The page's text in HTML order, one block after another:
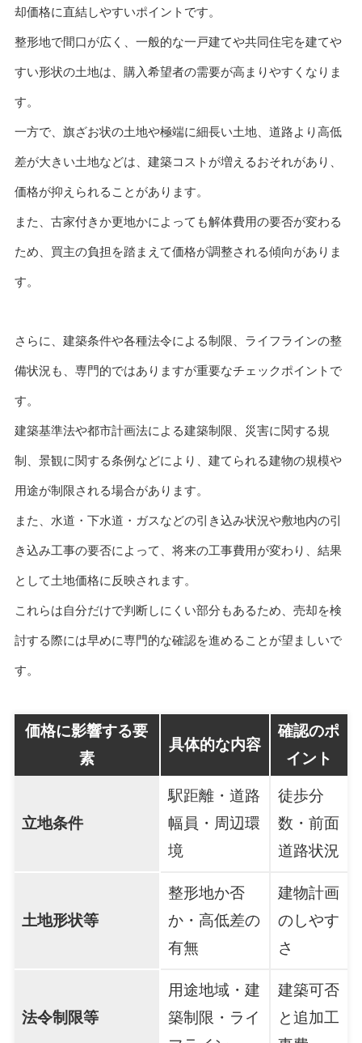
却価格に直結しやすいポイントです。
整形地で間口が広く、一般的な一戸建てや共同住宅を建てや
すい形状の土地は、購入希望者の需要が高まりやすくなりま
す。
一方で、旗ざお状の土地や極端に細長い土地、道路より高低
差が大きい土地などは、建築コストが増えるおそれがあり、
価格が抑えられることがあります。
また、古家付きか更地かによっても解体費用の要否が変わる
ため、買主の負担を踏まえて価格が調整される傾向がありま
す。
さらに、建築条件や各種法令による制限、ライフラインの整
備状況も、専門的ではありますが重要なチェックポイントで
す。
建築基準法や都市計画法による建築制限、災害に関する規
制、景観に関する条例などにより、建てられる建物の規模や
用途が制限される場合があります。
また、水道・下水道・ガスなどの引き込み状況や敷地内の引
き込み工事の要否によって、将来の工事費用が変わり、結果
として土地価格に反映されます。
これらは自分だけで判断しにくい部分もあるため、売却を検
討する際には早めに専門的な確認を進めることが望ましいで
す。
価格に影響する要
素
具体的な内容
確認のポ
イント
立地条件
駅距離・道路
幅員・周辺環
境
徒歩分
数・前面
道路状況
土地形状等
整形地か否
か・高低差の
有無
建物計画
のしやす
さ
法令制限等
用途地域・建
築制限・ライ
建築可否
と追加工